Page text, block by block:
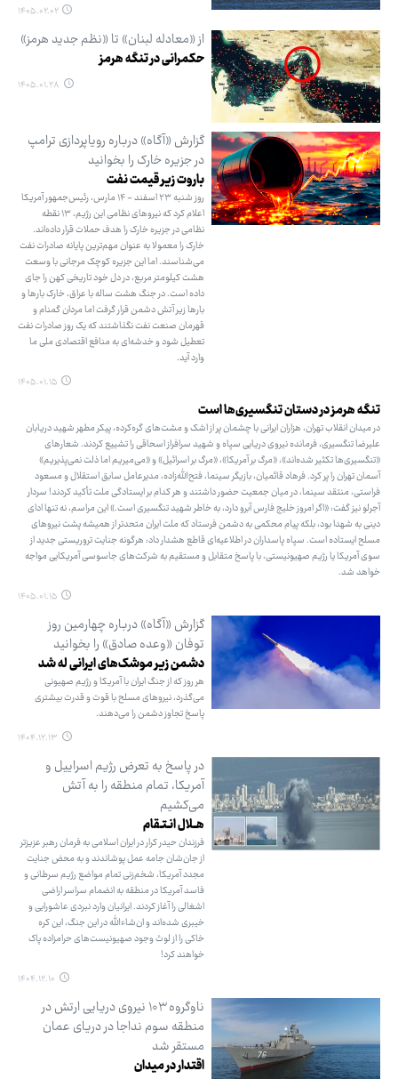
۱۴۰۵.۰۲.۰۲
از «معادله لبنان» تا «نظم جدید هرمز»
حکمرانی در تنگه هرمز
۱۴۰۵.۰۱.۲۸
گزارش «آگاه» درباره رویاپردازی ترامپ
در جزیره خارک را بخوانید
باروت زیر قیمت نفت
روز شنبه ۲۳ اسفند - ۱۴ مارس، رئیس‌جمهور آمریکا
اعلام کرد که نیروهای نظامی این رژیم، ۱۳ نقطه
نظامی در جزیره خارک را هدف حملات قرار داده‌اند.
خارک را معمولا به عنوان مهم‌ترین پایانه صادرات نفت
می‌شناسند. اما این جزیره کوچک مرجانی با وسعت
هشت کیلومتر مربع، در دل خود تاریخی کهن را جای
داده است. در جنگ هشت ساله با عراق، خارک بارها و
بارها زیر آتش دشمن قرار گرفت اما مردان گمنام و
قهرمان صنعت نفت نگذاشتند که یک روز صادرات نفت
تعطیل شود و خدشه‌ای به منافع اقتصادی ملی ما
وارد آید.
۱۴۰۵.۰۱.۱۵
تنگه هرمز در دستان تنگسیری‌ها است
در میدان انقلاب تهران، هزاران ایرانی با چشمان پر از اشک و مشت‌های گره‌کرده، پیکر مطهر شهید دریابان
علیرضا تنگسیری، فرمانده نیروی دریایی سپاه و شهید سرافراز اسحاقی را تشییع کردند. شعارهای
«تنگسیری‌ها تکثیر شده‌اند»، «مرگ بر آمریکا»، «مرگ بر اسرائیل» و «می‌میریم اما ذلت نمی‌پذیریم»
آسمان تهران را پر کرد. فرهاد قائمیان، بازیگر سینما، فتح‌الله‌زاده، مدیرعامل سابق استقلال و مسعود
فراستی، منتقد سینما، در میان جمعیت حضور داشتند و هر کدام بر ایستادگی ملت تأکید کردند! سردار
آجرلو نیز گفت: «اگر امروز خلیج فارس آبرو دارد، به خاطر شهید تنگسیری است.» این مراسم، نه تنها ادای
دینی به شهدا بود، بلکه پیام محکمی به دشمن فرستاد که ملت ایران متحدتر از همیشه پشت نیروهای
مسلح ایستاده است. سپاه پاسداران در اطلاعیه‌ای قاطع هشدار داد: هرگونه جنایت تروریستی جدید از
سوی آمریکا یا رژیم صهیونیستی، با پاسخ متقابل و مستقیم به شرکت‌های جاسوسی آمریکایی مواجه
خواهد شد.
۱۴۰۵.۰۱.۱۵
گزارش «آگاه» درباره چهارمین روز
توفان «وعده صادق» را بخوانید
دشمن زیر موشک‌های ایرانی له شد
هر روز که از جنگ ایران با آمریکا و رژیم صهیونی
می‌گذرد، نیروهای مسلح با قوت و قدرت بیشتری
پاسخ تجاوز دشمن را می‌دهند.
۱۴۰۴.۱۲.۱۳
در پاسخ به تعرض رژیم اسراییل و
آمریکا، تمام منطقه را به آتش
می‌کشیم
هــلال انـتـقام
فرزندان حیدر کرار در ایران اسلامی به فرمان رهبر عزیزتر
از جان‌شان جامه عمل پوشاندند و به محض جنایت
مجدد آمریکا، شخم‌زنی تمام مواضع رژیم سرطانی و
فاسد آمریکا در منطقه به انضمام سراسر اراضی
اشغالی را آغاز کردند. ایرانیان وارد نبردی عاشورایی و
خیبری شده‌اند و ان‌شاءالله در این جنگ، این کره
خاکی را از لوث وجود صهیونیست‌های حرامزاده پاک
خواهند کرد!
۱۴۰۴.۱۲.۱۰
ناوگروه ۱۰۳ نیروی دریایی ارتش در
منطقه سوم نداجا در دریای عمان
مستقر شد
اقتدار در میدان